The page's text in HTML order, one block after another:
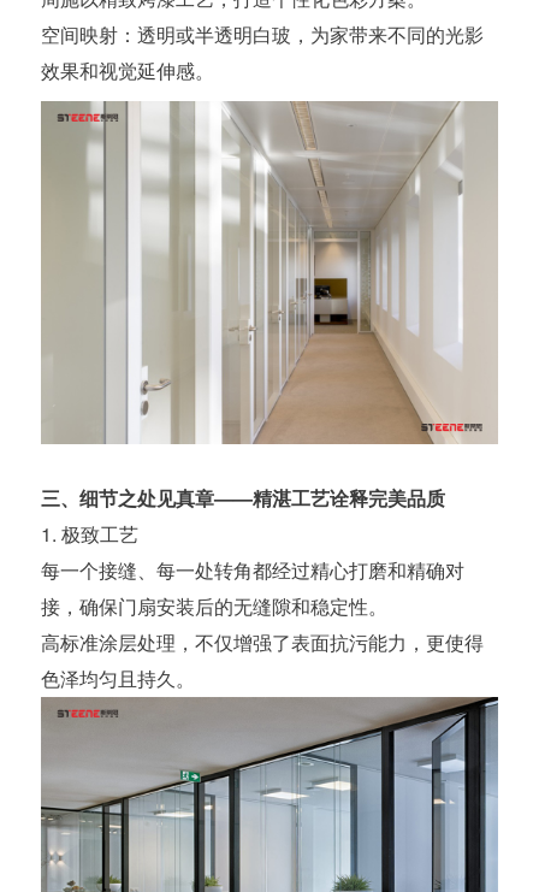
空间映射：透明或半透明白玻，为家带来不同的光影
效果和视觉延伸感。
三、细节之处见真章——精湛工艺诠释完美品质
1. 极致工艺
每一个接缝、每一处转角都经过精心打磨和精确对
接，确保门扇安装后的无缝隙和稳定性。
高标准涂层处理，不仅增强了表面抗污能力，更使得
色泽均匀且持久。